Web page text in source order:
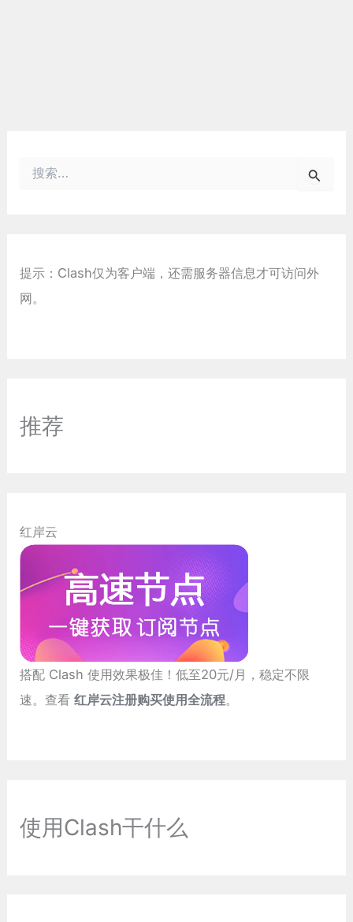
提示：Clash仅为客户端，还需服务器信息才可访问外
网。
推荐
红岸云
搭配 Clash 使用效果极佳！低至20元/月，稳定不限
速。查看红岸云注册购买使用全流程。
使用Clash干什么